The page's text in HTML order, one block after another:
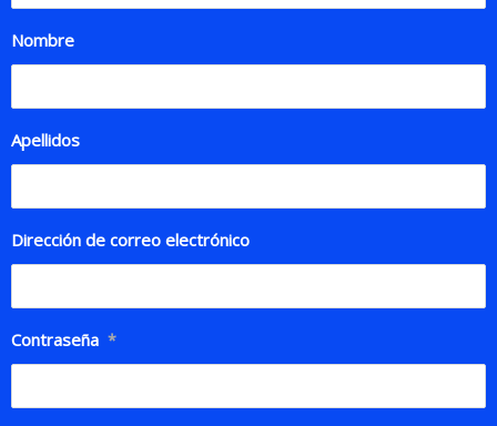
Nombre
Apellidos
Dirección de correo electrónico
Contraseña *